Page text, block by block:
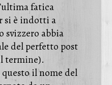
fatica
si è indotti a
svizzero abbia
del perfetto post
termine).
il nome del